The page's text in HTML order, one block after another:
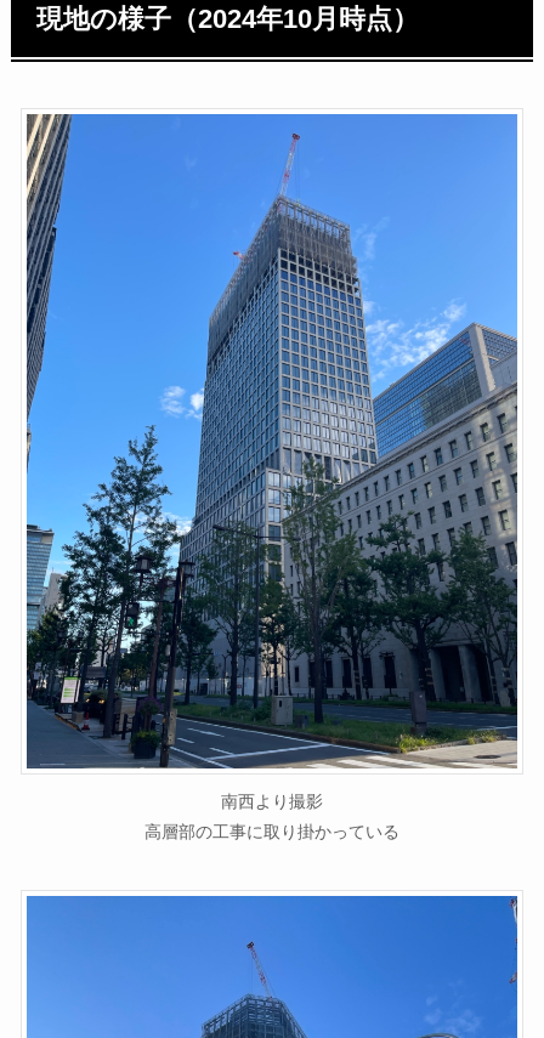
現地の様子（2024年10月時点）
南西より撮影
高層部の工事に取り掛かっている